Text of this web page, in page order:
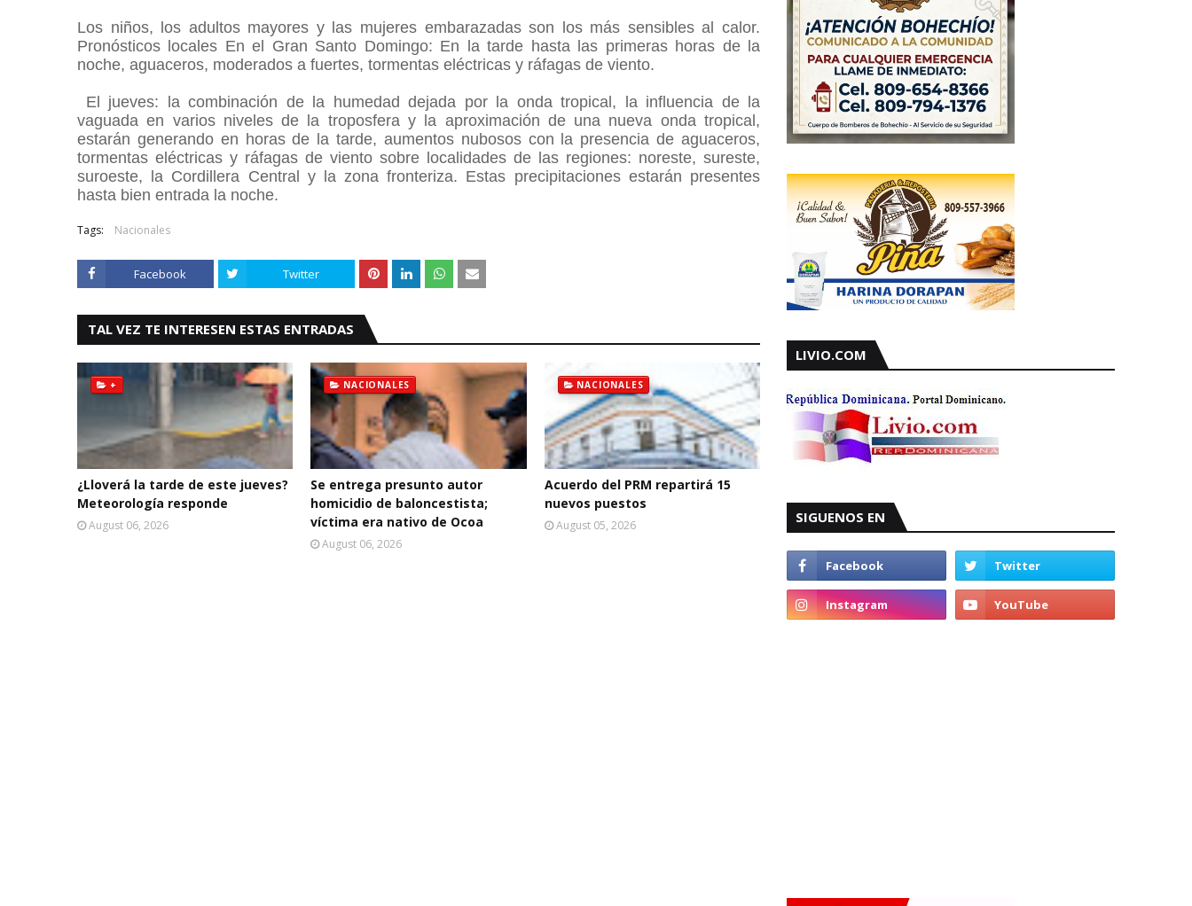
Los niños, los adultos mayores y las mujeres embarazadas son los más sensibles al calor.
Pronósticos locales En el Gran Santo Domingo: En la tarde hasta las primeras horas de la
noche, aguaceros, moderados a fuertes, tormentas eléctricas y ráfagas de viento.
El jueves: la combinación de la humedad dejada por la onda tropical, la influencia de la
vaguada en varios niveles de la troposfera y la aproximación de una nueva onda tropical,
estarán generando en horas de la tarde, aumentos nubosos con la presencia de aguaceros,
tormentas eléctricas y ráfagas de viento sobre localidades de las regiones: noreste, sureste,
suroeste, la Cordillera Central y la zona fronteriza. Estas precipitaciones estarán presentes
hasta bien entrada la noche.
Tags: Nacionales
Facebook Twitter
TAL VEZ TE INTERESEN ESTAS ENTRADAS
+
¿Lloverá la tarde de este jueves?
Meteorología responde
August 06, 2026
NACIONALES
Se entrega presunto autor
homicidio de baloncestista;
víctima era nativo de Ocoa
August 06, 2026
NACIONALES
Acuerdo del PRM repartirá 15
nuevos puestos
August 05, 2026
LIVIO.COM
SIGUENOS EN